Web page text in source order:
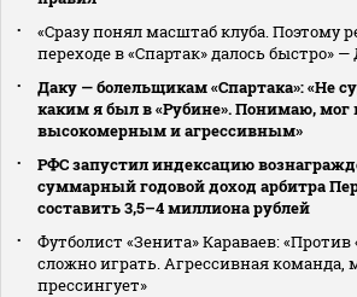
«Сразу понял масштаб клуба. Поэтому
переходе в «Спартак» далось быстро» —
Даку — болельщикам «Спартака»: «Не
каким я был в «Рубине». Понимаю, мог
высокомерным и агрессивным»
РФС запустил индексацию
суммарный годовой доход арбитра
составить 3,5–4 миллиона рублей
Футболист «Зенита» Караваев: «Против
сложно играть. Агрессивная команда,
прессингует»